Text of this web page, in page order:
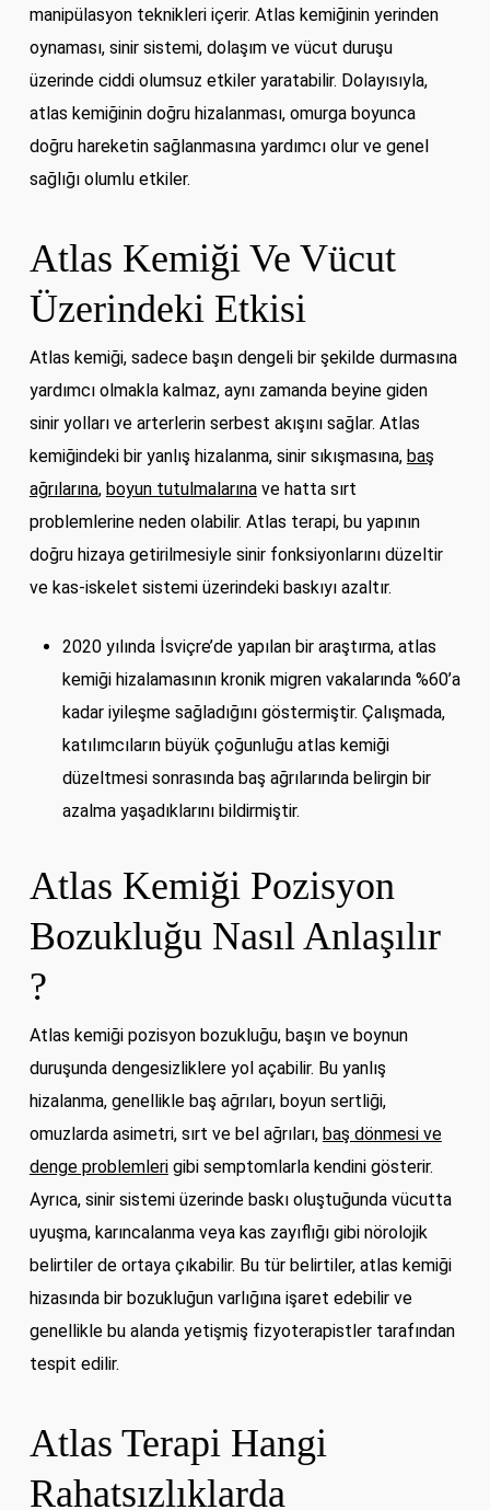
manipülasyon teknikleri içerir. Atlas kemiğinin yerinden
oynaması, sinir sistemi, dolaşım ve vücut duruşu
üzerinde ciddi olumsuz etkiler yaratabilir. Dolayısıyla,
atlas kemiğinin doğru hizalanması, omurga boyunca
doğru hareketin sağlanmasına yardımcı olur ve genel
sağlığı olumlu etkiler.
Atlas Kemiği Ve Vücut
Üzerindeki Etkisi
Atlas kemiği, sadece başın dengeli bir şekilde durmasına
yardımcı olmakla kalmaz, aynı zamanda beyine giden
sinir yolları ve arterlerin serbest akışını sağlar. Atlas
kemiğindeki bir yanlış hizalanma, sinir sıkışmasına, baş
ağrılarına, boyun tutulmalarınave hatta sırt
problemlerine neden olabilir. Atlas terapi, bu yapının
doğru hizaya getirilmesiyle sinir fonksiyonlarını düzeltir
ve kas-iskelet sistemi üzerindeki baskıyı azaltır.
2020 yılında İsviçre’de yapılan bir araştırma, atlas
kemiği hizalamasının kronik migren vakalarında %60’a
kadar iyileşme sağladığını göstermiştir. Çalışmada,
katılımcıların büyük çoğunluğu atlas kemiği
düzeltmesi sonrasında baş ağrılarında belirgin bir
azalma yaşadıklarını bildirmiştir.
Atlas Kemiği Pozisyon
Bozukluğu Nasıl Anlaşılır
?
Atlas kemiği pozisyon bozukluğu, başın ve boynun
duruşunda dengesizliklere yol açabilir. Bu yanlış
hizalanma, genellikle baş ağrıları, boyun sertliği,
omuzlarda asimetri, sırt ve bel ağrıları, baş dönmesi ve
denge problemlerigibi semptomlarla kendini gösterir.
Ayrıca, sinir sistemi üzerinde baskı oluştuğunda vücutta
uyuşma, karıncalanma veya kas zayıflığı gibi nörolojik
belirtiler de ortaya çıkabilir. Bu tür belirtiler, atlas kemiği
hizasında bir bozukluğun varlığına işaret edebilir ve
genellikle bu alanda yetişmiş fizyoterapistler tarafından
tespit edilir.
Atlas Terapi Hangi
Rahatsızlıklarda